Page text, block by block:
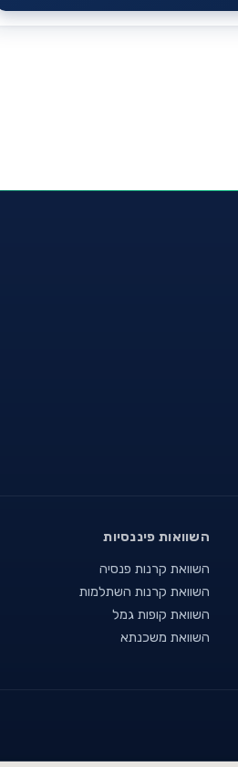
השוואות פיננסיות
השוואת קרנות פנסיה
השוואת קרנות השתלמות
השוואת קופות גמל
השוואת משכנתא